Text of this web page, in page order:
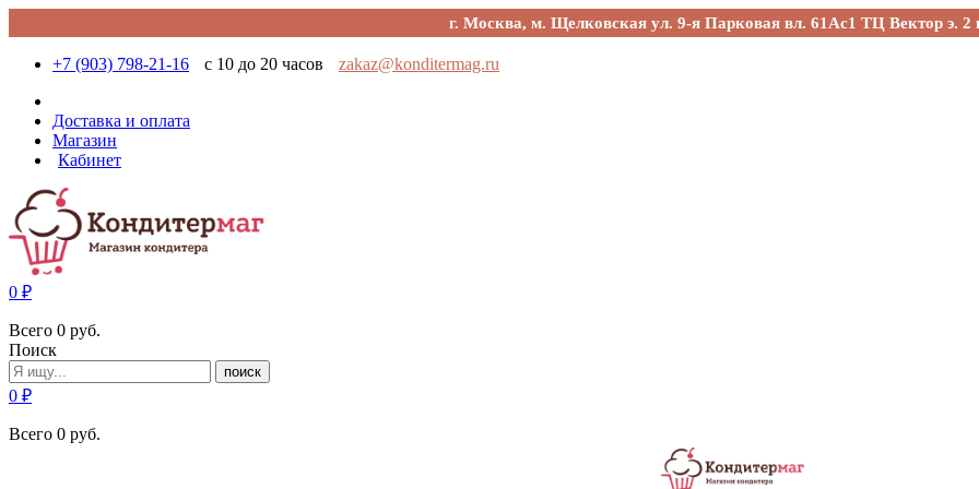
г. Москва, м. Щелковская ул. 9-я Парковая вл. 61Ас1 ТЦ Вектор э. 2
+7 (903) 798-21-16 с 10 до 20 часов zakaz@konditermag.ru
Доставка и оплата
Магазин
Кабинет
0 ₽
Всего 0 руб.
Поиск
поиск
0 ₽
Всего 0 руб.